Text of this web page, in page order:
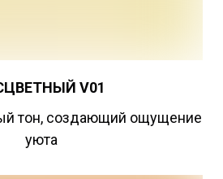
V01
тон, создающий ощущение
уюта